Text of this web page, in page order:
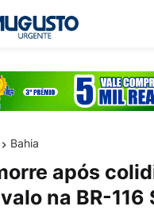
Bahia
após
na BR-116